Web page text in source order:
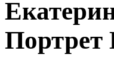
Портрет